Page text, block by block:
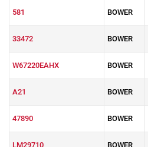
581 BOWER
33472 BOWER
W67220EAHX BOWER
A21 BOWER
47890 BOWER
LM29710 BOWER